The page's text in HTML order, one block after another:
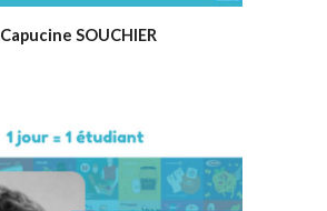
Capucine SOUCHIER